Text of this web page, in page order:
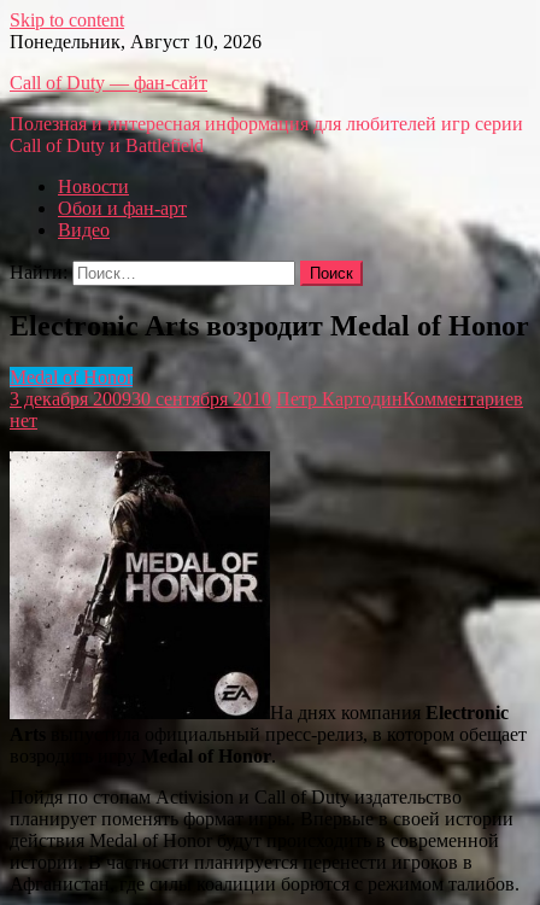
Skip to content
Понедельник, Август 10, 2026
Call of Duty — фан-сайт
Полезная и интересная информация для любителей игр серии
Call of Duty и Battlefield
Новости
Обои и фан-арт
Видео
Найти:
Electronic Arts возродит Medal of Honor
Medal of Honor
3 декабря 200930 сентября 2010 Петр КартодинКомментариев
нет
На днях компания Electronic
выпустила официальный пресс-релиз, в котором обещает
Medal of Honor.
Пойдя по стопам Activision и Call of Duty издательство
планирует поменять формат игры. Впервые в своей истории
действия Medal of Honor будут происходить в современной
истории. В частности планируется перенести игроков в
Афганистан, где силы коалиции борются с режимом талибов.